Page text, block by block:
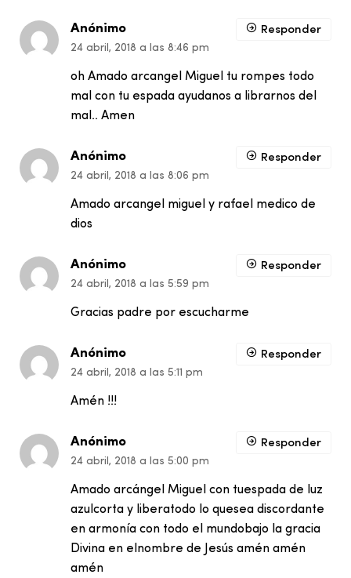
Anónimo
24 abril, 2018 a las 8:46 pm
oh Amado arcangel Miguel tu rompes todo
mal con tu espada ayudanos a librarnos del
mal.. Amen
Responder
Anónimo
24 abril, 2018 a las 8:06 pm
Amado arcangel miguel y rafael medico de
dios
Responder
Anónimo
24 abril, 2018 a las 5:59 pm
Gracias padre por escucharme
Responder
Anónimo
24 abril, 2018 a las 5:11 pm
Amén !!!
Responder
Anónimo
24 abril, 2018 a las 5:00 pm
Amado arcángel Miguel con tuespada de luz
azulcorta y liberatodo lo quesea discordante
en armonía con todo el mundobajo la gracia
Divina en elnombre de Jesús amén amén
amén
Responder